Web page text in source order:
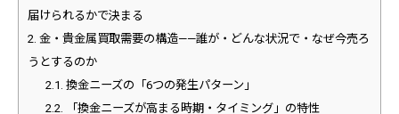
届けられるかで決まる
2. 金・貴金属買取需要の構造——誰が・どんな状況で・なぜ今売ろ
うとするのか
2.1. 換金ニーズの「6つの発生パターン」
2.2.
「換金ニーズが高まる時期・タイミング」の特性